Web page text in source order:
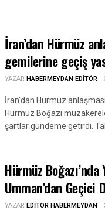
İran’dan Hürmüz
gemilerine geçiş
YAZAR HABERMEYDAN EDITÖR
İran'dan Hürmüz
Hürmüz Boğazı
şartlar gündeme getirdi.
Hürmüz
Umman’dan Geçici
YAZAR EDITÖR HABERMEYDAN